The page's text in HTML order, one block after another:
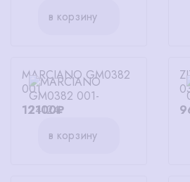
в корзину
MARCIANO GM0382
001
12100₽
в корзину